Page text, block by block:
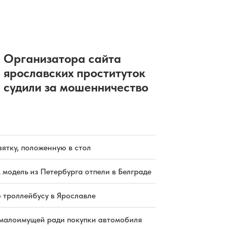
Организатора сайта
ярославских проституток
судили за мошенничество
положенную в стол
из Петербурга отпели в Белграде
троллейбусу в Ярославле
ради покупки автомобиля